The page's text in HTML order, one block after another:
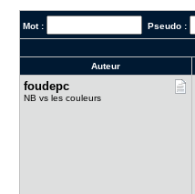
Mot : Pseudo :
Auteur
foudepc
NB vs les couleurs